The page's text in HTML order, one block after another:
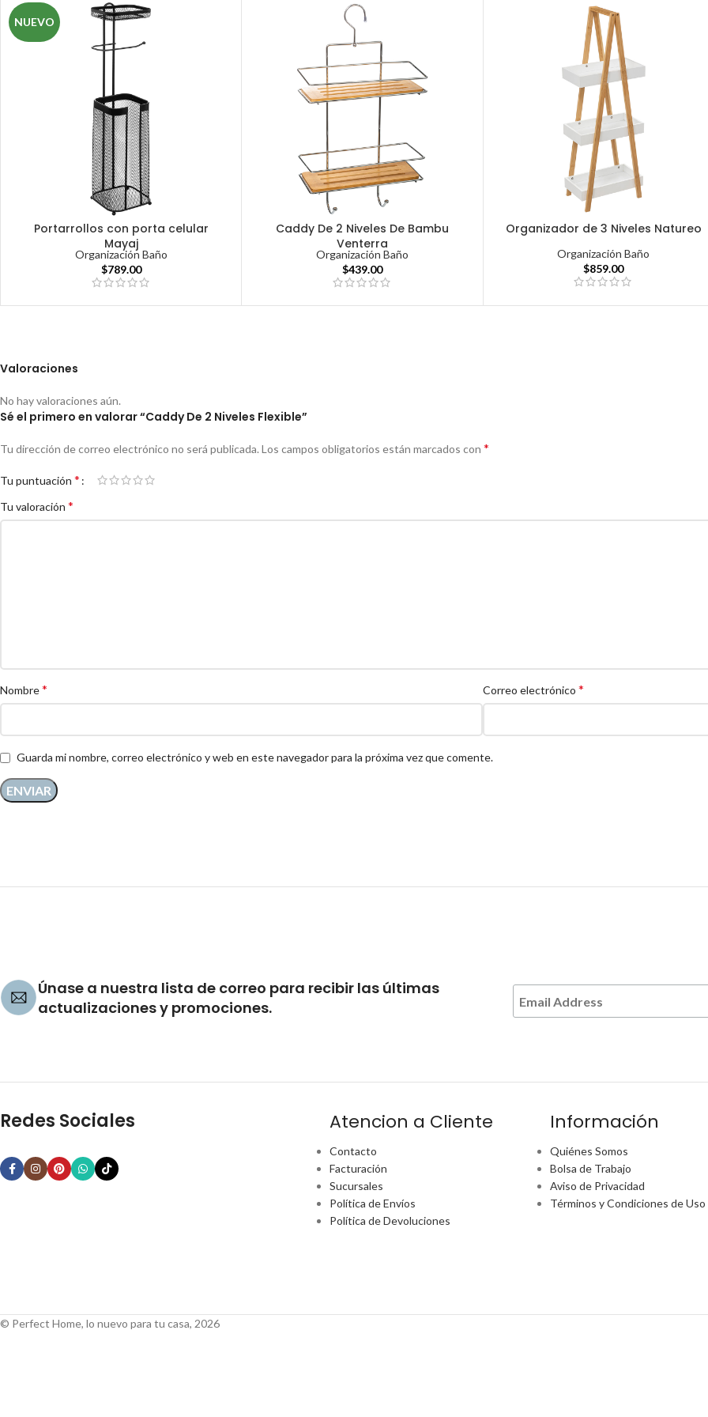
NUEVO
Portarrollos con porta celular
Mayaj
Organización Baño
$789.00
Caddy De 2 Niveles De Bambu
Venterra
Organización Baño
$439.00
Organizador de 3 Niveles Natureo
Organización Baño
$859.00
Valoraciones
No hay valoraciones aún.
Sé el primero en valorar “Caddy De 2 Niveles Flexible”
Tu dirección de correo electrónico no será publicada. Los campos obligatorios están marcados con *
Tu puntuación *
Tu valoración *
Nombre* Correo electrónico *
Guarda mi nombre, correo electrónico y web en este navegador para la próxima vez que comente.
Únase a nuestra lista de correo para recibir las últimas
actualizaciones y promociones.
Redes Sociales Atencion a Cliente
Contacto
Facturación
Sucursales
Política de Envíos
Política de Devoluciones
Información
Quiénes Somos
Bolsa de Trabajo
Aviso de Privacidad
Términos y Condiciones de Uso
© Perfect Home, lo nuevo para tu casa, 2026